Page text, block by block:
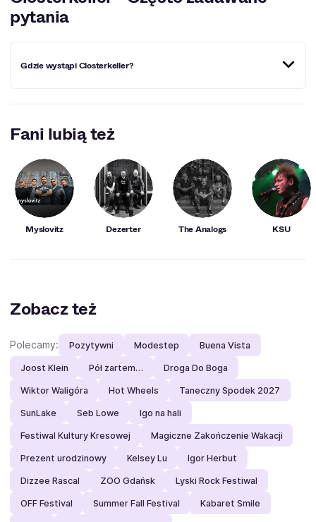
pytania
Gdzie wystąpi Closterkeller?
najbliższym czasie:
Fani lubią też
Myslovitz Dezerter The Analogs KSU
Zobacz też
Polecamy: Pozytywni Modestep Buena Vista
Joost Klein Pół żartem… Droga Do Boga
Wiktor Waligóra Hot Wheels Taneczny Spodek 2027
SunLake Seb Lowe Igo na hali
Festiwal Kultury Kresowej Magiczne Zakończenie Wakacji
Prezent urodzinowy Kelsey Lu Igor Herbut
Dizzee Rascal ZOO Gdańsk Lyski Rock Festiwal
OFF Festival Summer Fall Festival Kabaret Smile